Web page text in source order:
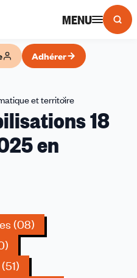
MENU
Adhérer
et territoire
de 18
en
(08)